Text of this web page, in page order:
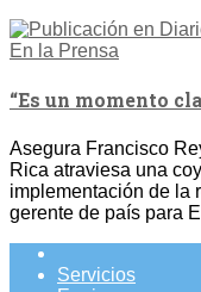
En la Prensa
“Es un momento
Asegura Francisco
Rica atraviesa una
implementación de la
gerente de país para
Servicios